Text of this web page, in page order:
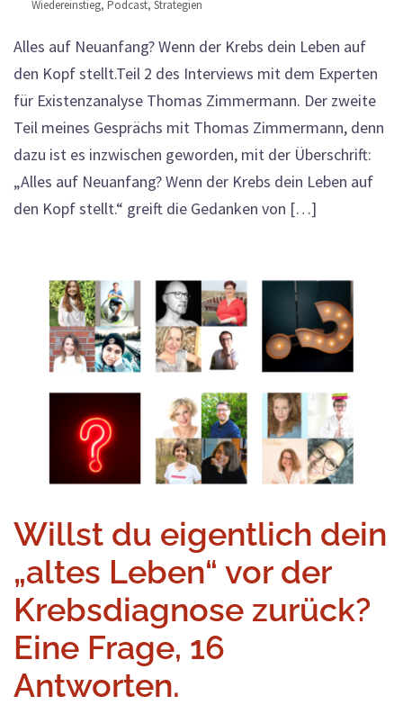
Wiedereinstieg, Podcast, Strategien
Alles auf Neuanfang? Wenn der Krebs dein Leben auf
den Kopf stellt.Teil 2 des Interviews mit dem Experten
für Existenzanalyse Thomas Zimmermann. Der zweite
Teil meines Gesprächs mit Thomas Zimmermann, denn
dazu ist es inzwischen geworden, mit der Überschrift:
„Alles auf Neuanfang? Wenn der Krebs dein Leben auf
den Kopf stellt.“ greift die Gedanken von […]
Willst du eigentlich dein
„altes Leben“ vor der
Krebsdiagnose zurück?
Eine Frage, 16
Antworten.